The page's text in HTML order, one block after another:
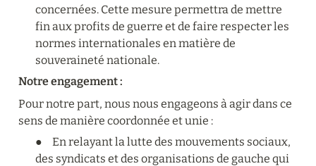
concernées. Cette mesure permettra de mettre
fin aux profits de guerre et de faire respecter les
normes internationales en matière de
souveraineté nationale.
Notre engagement :
Pour notre part, nous nous engageons à agir dans ce
sens de manière coordonnée et unie :
●	En relayant la lutte des mouvements sociaux,
des syndicats et des organisations de gauche qui